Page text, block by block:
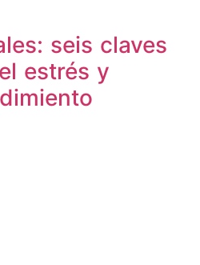
seis claves
estrés y